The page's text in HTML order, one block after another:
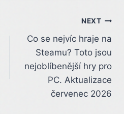
NEXT
Co se nejvíc hraje na
Steamu? Toto jsou
nejoblíbenější hry pro
PC. Aktualizace
červenec 2026